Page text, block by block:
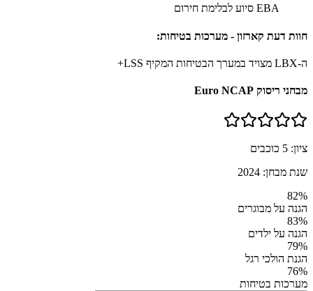
EBA סיוע לבלימת חירום
חוות דעת קארזון - מערכות בטיחות:
ה-LBX מצויד במערך הבטיחות המקיף LSS+
מבחני ריסוק Euro NCAP
ציון: 5 כוכבים
שנת מבחן: 2024
82%
הגנה על מבוגרים
83%
הגנה על ילדים
79%
הגנת הולכי רגל
76%
מערכות בטיחות